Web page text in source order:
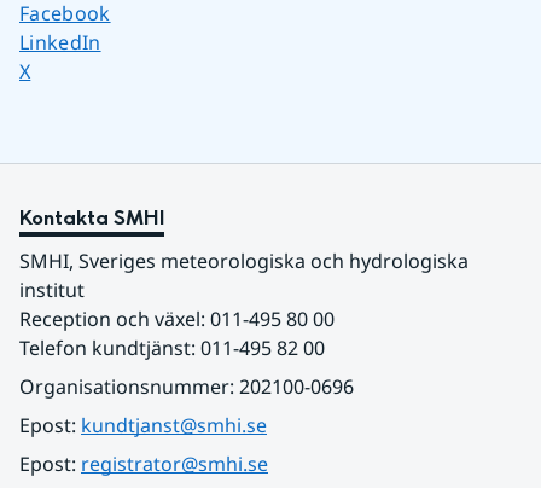
Dela sidan på
Facebook
Dela sidan på
LinkedIn
Dela sidan på
X
Kontakta SMHI
SMHI, Sveriges meteorologiska och hydrologiska
institut
Reception och växel: 011-495 80 00
Telefon kundtjänst: 011-495 82 00
Organisationsnummer: 202100-0696
Epost: kundtjanst@smhi.se
Epost: registrator@smhi.se